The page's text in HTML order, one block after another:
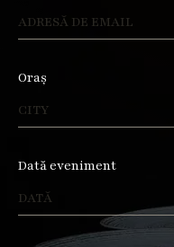
Oraș
Dată eveniment